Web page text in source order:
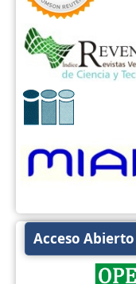
Acceso Abierto